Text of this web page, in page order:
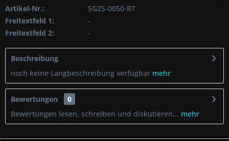
Artikel-Nr.:
SG2S-0050-RT
Freitextfeld 1:
-
Freitextfeld 2:
-
Beschreibung
noch keine Langbeschreibung verfügbar mehr
Bewertungen
0
Bewertungen lesen, schreiben und diskutieren... mehr